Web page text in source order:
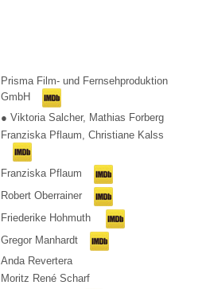
Prisma Film- und Fernsehproduktion
GmbH
● Viktoria Salcher, Mathias Forberg
Franziska Pflaum, Christiane Kalss
Franziska Pflaum
Robert Oberrainer
Friederike Hohmuth
Gregor Manhardt
Anda Revertera
Moritz René Scharf